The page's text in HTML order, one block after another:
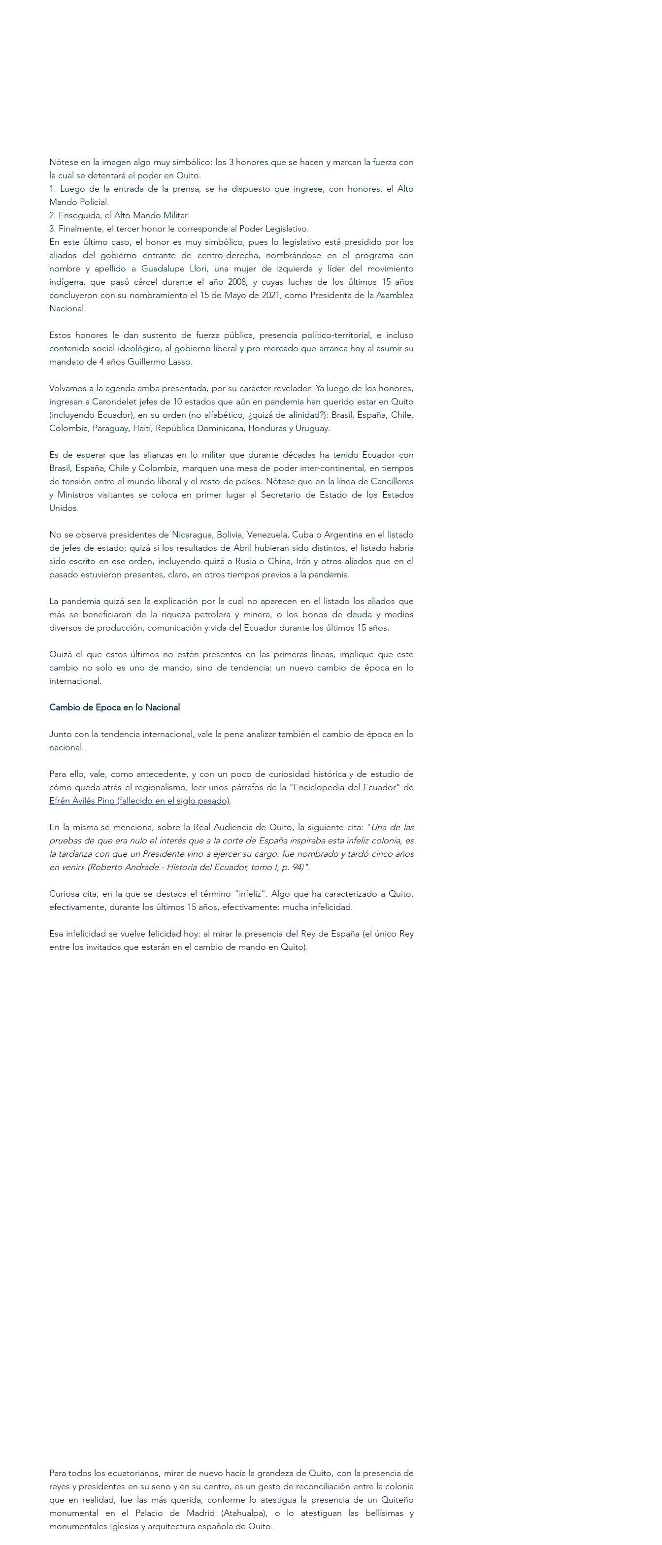
Nótese en la imagen algo muy simbólico: los 3 honores que se hacen y marcan la fuerza con
la cual se detentará el poder en Quito.
1. Luego de la entrada de la prensa, se ha dispuesto que ingrese, con honores, el Alto
Mando Policial.
2. Enseguida, el Alto Mando Militar
3. Finalmente, el tercer honor le corresponde al Poder Legislativo.
En este último caso, el honor es muy simbólico, pues lo legislativo está presidido por los
aliados del gobierno entrante de centro-derecha, nombrándose en el programa con
nombre y apellido a Guadalupe Llori, una mujer de izquierda y líder del movimiento
indígena, que pasó cárcel durante el año 2008, y cuyas luchas de los últimos 15 años
concluyeron con su nombramiento el 15 de Mayo de 2021, como Presidenta de la Asamblea
Nacional.
Estos honores le dan sustento de fuerza pública, presencia político-territorial, e incluso
contenido social-ideológico, al gobierno liberal y pro-mercado que arranca hoy al asumir su
mandato de 4 años Guillermo Lasso.
Volvamos a la agenda arriba presentada, por su carácter revelador: Ya luego de los honores,
ingresan a Carondelet jefes de 10 estados que aún en pandemia han querido estar en Quito
(incluyendo Ecuador), en su orden (no alfabético, ¿quizá de afinidad?): Brasil, España, Chile,
Colombia, Paraguay, Haití, República Dominicana, Honduras y Uruguay.
Es de esperar que las alianzas en lo militar que durante décadas ha tenido Ecuador con
Brasil, España, Chile y Colombia, marquen una mesa de poder inter-continental, en tiempos
de tensión entre el mundo liberal y el resto de países. Nótese que en la línea de Cancilleres
y Ministros visitantes se coloca en primer lugar al Secretario de Estado de los Estados
Unidos.
No se observa presidentes de Nicaragua, Bolivia, Venezuela, Cuba o Argentina en el listado
de jefes de estado; quizá si los resultados de Abril hubieran sido distintos, el listado habría
sido escrito en ese orden, incluyendo quizá a Rusia o China, Irán y otros aliados que en el
pasado estuvieron presentes, claro, en otros tiempos previos a la pandemia.
La pandemia quizá sea la explicación por la cual no aparecen en el listado los aliados que
más se beneficiaron de la riqueza petrolera y minera, o los bonos de deuda y medios
diversos de producción, comunicación y vida del Ecuador durante los últimos 15 años.
Quizá el que estos últimos no estén presentes en las primeras líneas, implique que este
cambio no solo es uno de mando, sino de tendencia: un nuevo cambio de época en lo
internacional.
Cambio de Epoca en lo Nacional
Junto con la tendencia internacional, vale la pena analizar también el cambio de época en lo
nacional.
Para ello, vale, como antecedente, y con un poco de curiosidad histórica y de estudio de
cómo queda atrás el regionalismo, leer unos párrafos de la "Enciclopedia del Ecuador
Efrén Avilés Pino (fallecido en el siglo pasado).
En la misma se menciona, sobre la Real Audiencia de Quito, la siguiente cita: "Una de las
pruebas de que era nulo el interés que a la corte de España inspiraba esta infeliz colonia, es
la tardanza con que un Presidente vino a ejercer su cargo: fue nombrado y tardó cinco años
en venir» (Roberto Andrade.- Historia del Ecuador, tomo I, p. 94)".
Curiosa cita, en la que se destaca el término "infeliz". Algo que ha caracterizado a Quito,
efectivamente, durante los últimos 15 años, efectivamente: mucha infelicidad.
Esa infelicidad se vuelve felicidad hoy: al mirar la presencia del Rey de España (el único Rey
entre los invitados que estarán en el cambio de mando en Quito).
Para todos los ecuatorianos, mirar de nuevo hacia la grandeza de Quito, con la presencia de
reyes y presidentes en su seno y en su centro, es un gesto de reconciliación entre la colonia
que en realidad, fue las más querida, conforme lo atestigua la presencia de un Quiteño
monumental en el Palacio de Madrid (Atahualpa), o lo atestiguan las bellísimas y
monumentales Iglesias y arquitectura española de Quito.